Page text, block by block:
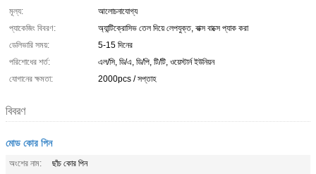
মূল্য:
আলোচনাযোগ্য
প্যাকেজিং বিবরণ:
অ্যান্টিক্রোসিভ তেল দিয়ে লেপযুক্ত, বাক্স বাক্সে প্যাক করা
ডেলিভারি সময়:
5-15 দিনের
পরিশোধের শর্ত:
এল/সি, ডি/এ, ডি/পি, টি/টি, ওয়েস্টার্ন ইউনিয়ন
যোগানের ক্ষমতা:
2000pcs / সপ্তাহ
বিবরণ
মোড কোর পিন
অংশের নাম:
ছাঁচ কোর পিন